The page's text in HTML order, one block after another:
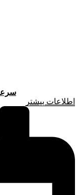
اطلاعات بیشتر